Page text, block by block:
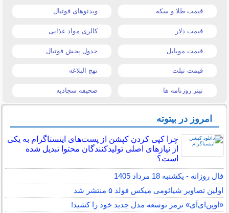
قیمت طلا و سکه ویدئوهای فوتبال
قیمت دلار کالری مواد غذایی
قیمت موبایل جدول پخش فوتبال
قیمت تبلت نهج البلاغه
تیتر روزنامه ها صحیفه سجادیه
امروز در بیتوته
چرا کپی کردن کپشن از پست‌های اینستاگرام به یکی
از نیازهای اصلی تولیدکنندگان محتوا تبدیل شده
است؟
فال روزانه - یکشنبه 18 مرداد 1405
اولین تصاویر شیائومی میکس فولد ۵ منتشر شد
«اوپن‌ای‌آی» ترمز توسعه مدل جدید خود را کشید!